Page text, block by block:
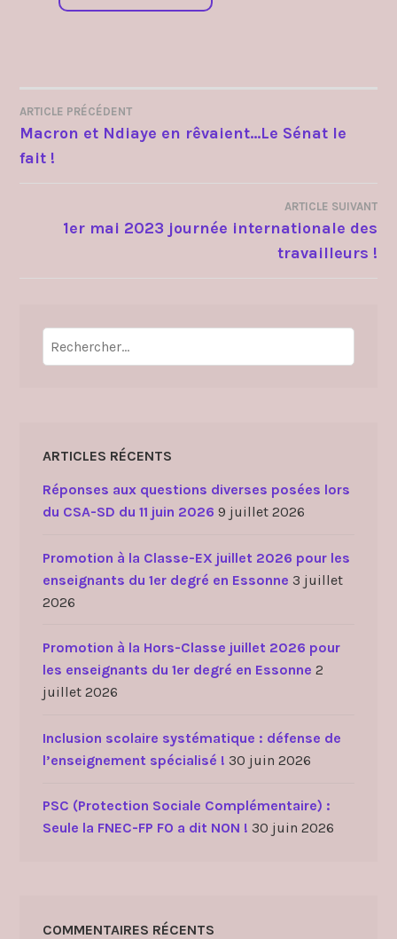
NAVIGATION
DE
ARTICLE PRÉCÉDENT
Macron et Ndiaye en rêvaient…Le Sénat le
fait !
ARTICLE SUIVANT
1er mai 2023 journée internationale des
travailleurs !
ARTICLES RÉCENTS
Réponses aux questions diverses posées lors
du CSA-SD du 11 juin 2026 9 juillet 2026
Promotion à la Classe-EX juillet 2026 pour les
enseignants du 1er degré en Essonne 3 juillet
2026
Promotion à la Hors-Classe juillet 2026 pour
les enseignants du 1er degré en Essonne 2
juillet 2026
Inclusion scolaire systématique : défense de
l’enseignement spécialisé ! 30 juin 2026
PSC (Protection Sociale Complémentaire) :
Seule la FNEC-FP FO a dit NON ! 30 juin 2026
COMMENTAIRES RÉCENTS